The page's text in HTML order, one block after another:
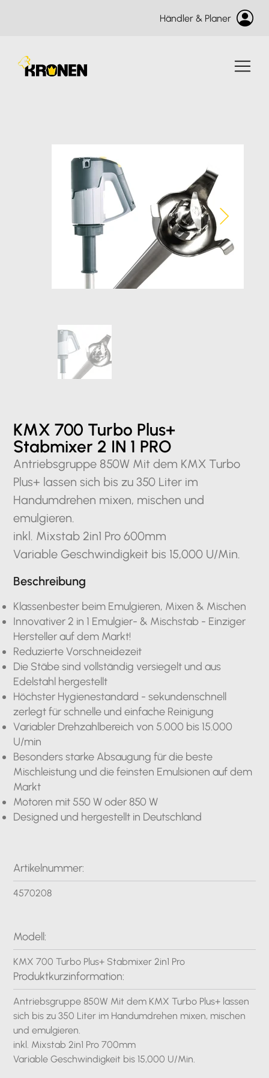
Händler & Planer
KMX 700 Turbo Plus+
Stabmixer 2 IN 1 PRO
Antriebsgruppe 850W Mit dem KMX Turbo
Plus+ lassen sich bis zu 350 Liter im
Handumdrehen mixen, mischen und
emulgieren.
inkl. Mixstab 2in1 Pro 600mm
Variable Geschwindigkeit bis 15,000 U/Min.
Beschreibung
Klassenbester beim Emulgieren, Mixen & Mischen
Innovativer 2 in 1 Emulgier- & Mischstab - Einziger
Hersteller auf dem Markt!
Reduzierte Vorschneidezeit
Die Stäbe sind vollständig versiegelt und aus
Edelstahl hergestellt
Höchster Hygienestandard - sekundenschnell
zerlegt für schnelle und einfache Reinigung
Variabler Drehzahlbereich von 5.000 bis 15.000
U/min
Besonders starke Absaugung für die beste
Mischleistung und die feinsten Emulsionen auf dem
Markt
Motoren mit 550 W oder 850 W
Designed und hergestellt in Deutschland
Artikelnummer:
4570208
Modell:
KMX 700 Turbo Plus+ Stabmixer 2in1 Pro
Produktkurzinformation:
Antriebsgruppe 850W Mit dem KMX Turbo Plus+ lassen
sich bis zu 350 Liter im Handumdrehen mixen, mischen
und emulgieren.
inkl. Mixstab 2in1 Pro 700mm
Variable Geschwindigkeit bis 15,000 U/Min.